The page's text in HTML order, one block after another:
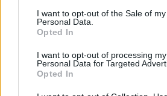
I want to opt-out of the Sale of my
Personal Data.
Opted In
I want to opt-out of processing my
Personal Data for Targeted
Opted In
© Vecer.mk, правата за текстот се
Освен вода,
пијалак за